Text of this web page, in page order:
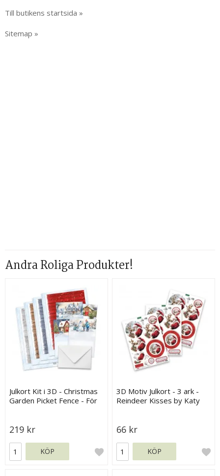
Till butikens startsida »
Sitemap »
Andra Roliga Produkter!
Julkort Kit i 3D - Christmas
Garden Picket Fence - För
219 kr
KÖP
3D Motiv Julkort - 3 ark -
Reindeer Kisses by Katy
66 kr
KÖP